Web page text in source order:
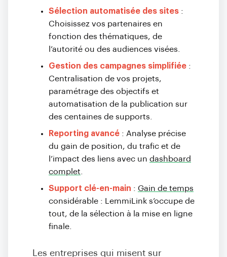
Sélection automatisée des sites :
Choisissez vos partenaires en
fonction des thématiques, de
l’autorité ou des audiences visées.
Gestion des campagnes simplifiée :
Centralisation de vos projets,
paramétrage des objectifs et
automatisation de la publication sur
des centaines de supports.
Reporting avancé : Analyse précise
du gain de position, du trafic et de
l’impact des liens avec un dashboard
complet
Support clé-en-main : Gain de temps
considérable : LemmiLink s’occupe de
tout, de la sélection à la mise en ligne
finale.
Les entreprises qui misent sur